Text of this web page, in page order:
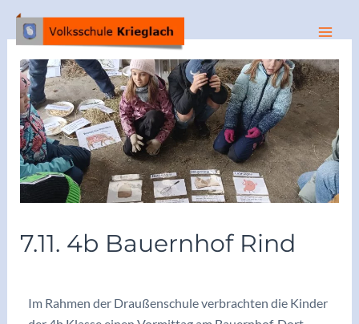
7.11. 4b Bauernhof Rind
Im Rahmen der Draußenschule verbrachten die Kinder